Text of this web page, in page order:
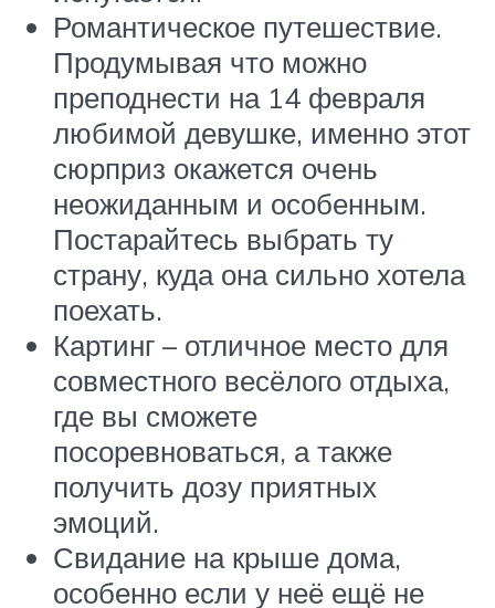
Романтическое путешествие.
Продумывая что можно
преподнести на 14 февраля
любимой девушке, именно этот
сюрприз окажется очень
неожиданным и особенным.
Постарайтесь выбрать ту
страну, куда она сильно хотела
поехать.
Картинг – отличное место для
совместного весёлого отдыха,
где вы сможете
посоревноваться, а также
получить дозу приятных
эмоций.
Свидание на крыше дома,
особенно если у неё ещё не